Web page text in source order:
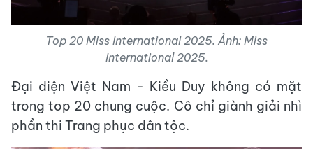
Top 20 Miss International 2025. Ảnh: Miss
International 2025.
Đại diện Việt Nam - Kiều Duy không có mặt
trong top 20 chung cuộc. Cô chỉ giành giải nhì
phần thi Trang phục dân tộc.